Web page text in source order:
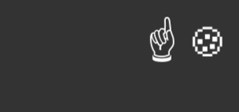
que la principale
Effectivement moins
prix est au rendez-vous.